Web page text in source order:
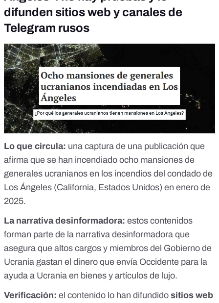
difunden sitios web y canales de
Telegram rusos
Lo que circula: una captura de una publicación que
afirma que se han incendiado ocho mansiones de
generales ucranianos en los incendios del condado de
Los Ángeles (California, Estados Unidos) en enero de
2025.
La narrativa desinformadora: estos contenidos
forman parte de la narrativa desinformadora que
asegura que altos cargos y miembros del Gobierno de
Ucrania gastan el dinero que envía Occidente para la
ayuda a Ucrania en bienes y artículos de lujo.
Verificación: el contenido lo han difundido sitios web